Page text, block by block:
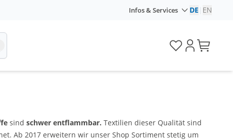
Infos & Services DE EN
sind schwer entflammbar. Textilien dieser Qualität sind
Ab 2017 erweitern wir unser Shop Sortiment stetig um